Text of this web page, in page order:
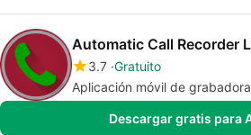
Automatic Call Recorder
3.7 Gratuito
Aplicación móvil de
Descargar gratis para